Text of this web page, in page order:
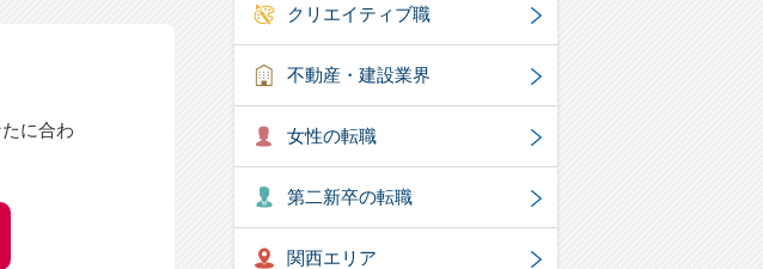
クリエイティブ職
不動産・建設業界
女性の転職
第二新卒の転職
関西エリア